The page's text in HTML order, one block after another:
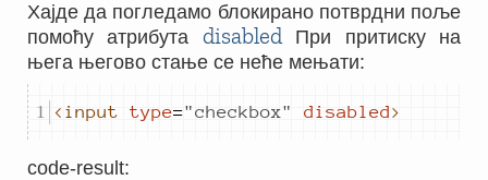
Хајде да погледамо блокирано потврдни поље
помоћу атрибута disabledПри притиску на
њега његово стање се неће мењати:
<input type="checkbox" disabled>
code-result: